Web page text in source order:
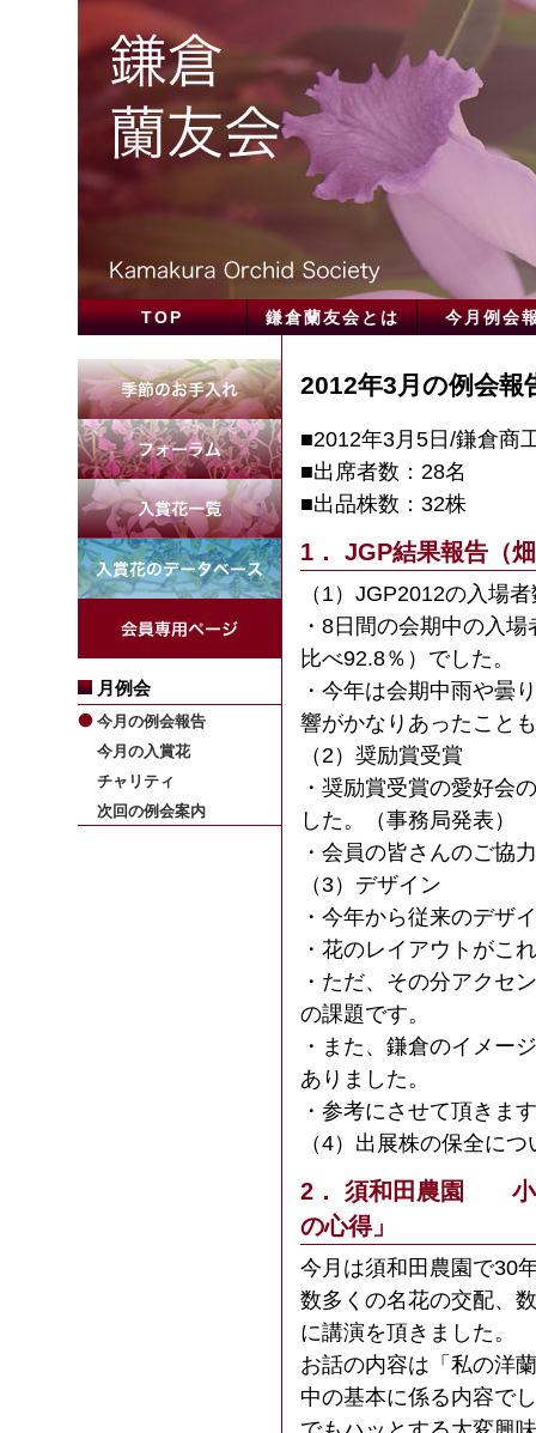
TOP 鎌倉蘭友会とは 今月例会
月例会
今月の例会報告
今月の入賞花
チャリティ
次回の例会案内
2012年3月 の例会報
■2012年3月5日/鎌倉商
■出席者数：28名
■出品株数：32株
1． JGP結果報告（
（1）JGP2012の入場
・8日間の会期中の
比べ92.8％）でした。
・今年は会期中雨や曇
響がかなりあったこと
（2）奨励賞受賞
・奨励賞受賞の愛好会
した。（事務局発表）
・会員の皆さんのご協
（3）デザイン
・今年から従来のデザ
・花のレイアウトがこ
・ただ、その分アクセ
の課題です。
・また、鎌倉のイメー
ありました。
・参考にさせて頂きま
（4）出展株の保全に
2． 須和田農園 小
の心得」
今月は須和田農園で30
数多くの名花の交配、
に講演を頂きました。
お話の内容は「私の洋
中の基本に係る内容で